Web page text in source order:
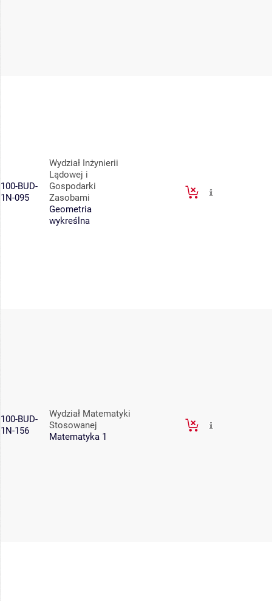
100-BUD-
1N-095
Wydział Inżynierii
Lądowej i
Gospodarki
Zasobami
Geometria
wykreślna
100-BUD-
1N-156
Wydział Matematyki
Stosowanej
Matematyka 1